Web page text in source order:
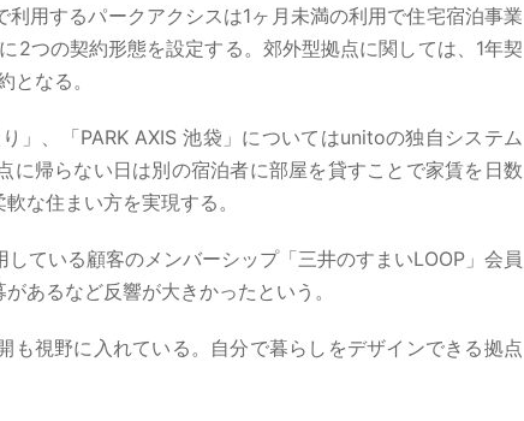
用するパークアクシスは1ヶ月未満の利用で住宅宿泊事業
2つの契約形態を設定する。郊外型拠点に関しては、1年契
なる。
」、「PARK AXIS 池袋」についてはunitoの独自システム
に帰らない日は別の宿泊者に部屋を貸すことで家賃を日数
な住まい方を実現する。
ている顧客のメンバーシップ「三井のすまいLOOP」会員
あるなど反響が大きかったという。
視野に入れている。自分で暮らしをデザインできる拠点